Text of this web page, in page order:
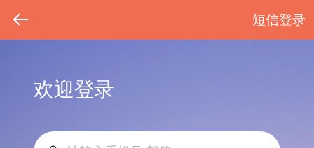
短信登录
欢迎登录